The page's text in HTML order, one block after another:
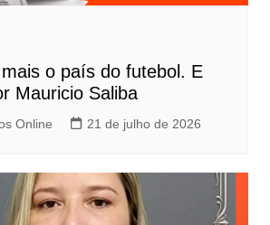
o país do futebol. E
Mauricio Saliba
Online 21 de julho de 2026